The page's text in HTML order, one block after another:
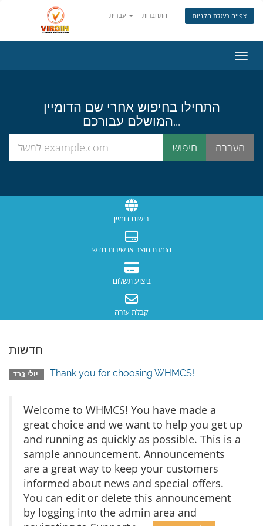
התחברות צפייה בעגלת הקניות
התחילו בחיפוש אחרי שם הדומיין
המושלם עבורכם...
רישום דומיין
הזמנת מוצר או שירות חדש
ביצוע תשלום
קבלת עזרה
חדשות
Thank you for choosing WHMCS!
Welcome to WHMCS! You have made a
great choice and we want to help you get up
and running as quickly as possible. This is a
sample announcement. Announcements
are a great way to keep your customers
informed about news and special offers.
You can edit or delete this announcement
by logging into the admin area and